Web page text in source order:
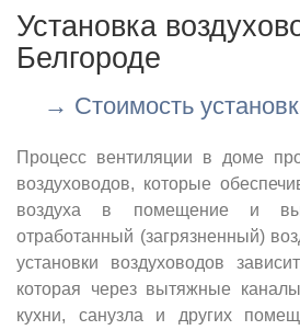
Установка
Белгороде
→ Стоимость
Процесс вентиляции в доме
воздуховодов, которые
воздуха в помещение и
отработанный (загрязненный)
установки воздуховодов
которая через вытяжные
кухни, санузла и других